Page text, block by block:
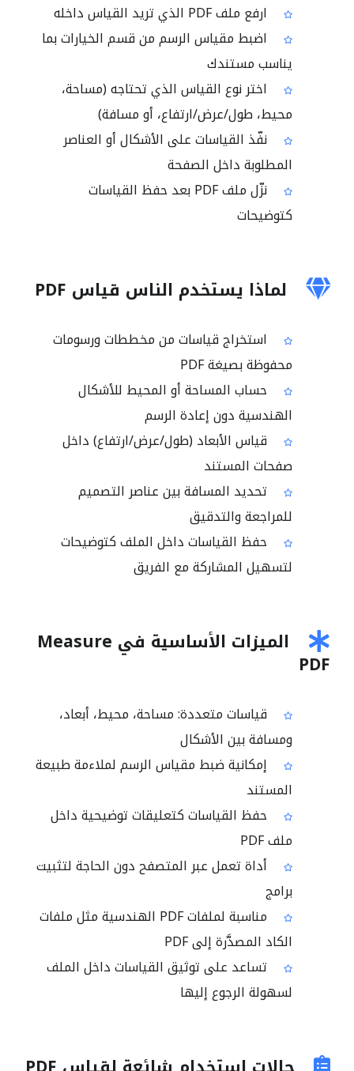
ارفع ملف PDF الذي تريد القياس داخله
اضبط مقياس الرسم من قسم الخيارات بما
يناسب مستندك
اختر نوع القياس الذي تحتاجه (مساحة،
محيط، طول/عرض/ارتفاع، أو مسافة)
نفّذ القياسات على الأشكال أو العناصر
المطلوبة داخل الصفحة
نزّل ملف PDF بعد حفظ القياسات
كتوضيحات
لماذا يستخدم الناس قياس PDF
استخراج قياسات من مخططات ورسومات
محفوظة بصيغة PDF
حساب المساحة أو المحيط للأشكال
الهندسية دون إعادة الرسم
قياس الأبعاد (طول/عرض/ارتفاع) داخل
صفحات المستند
تحديد المسافة بين عناصر التصميم
للمراجعة والتدقيق
حفظ القياسات داخل الملف كتوضيحات
لتسهيل المشاركة مع الفريق
الميزات الأساسية في Measure
PDF
قياسات متعددة: مساحة، محيط، أبعاد،
ومسافة بين الأشكال
إمكانية ضبط مقياس الرسم لملاءمة طبيعة
المستند
حفظ القياسات كتعليقات توضيحية داخل
ملف PDF
أداة تعمل عبر المتصفح دون الحاجة لتثبيت
برامج
مناسبة لملفات PDF الهندسية مثل ملفات
الكاد المصدَّرة إلى PDF
تساعد على توثيق القياسات داخل الملف
لسهولة الرجوع إليها